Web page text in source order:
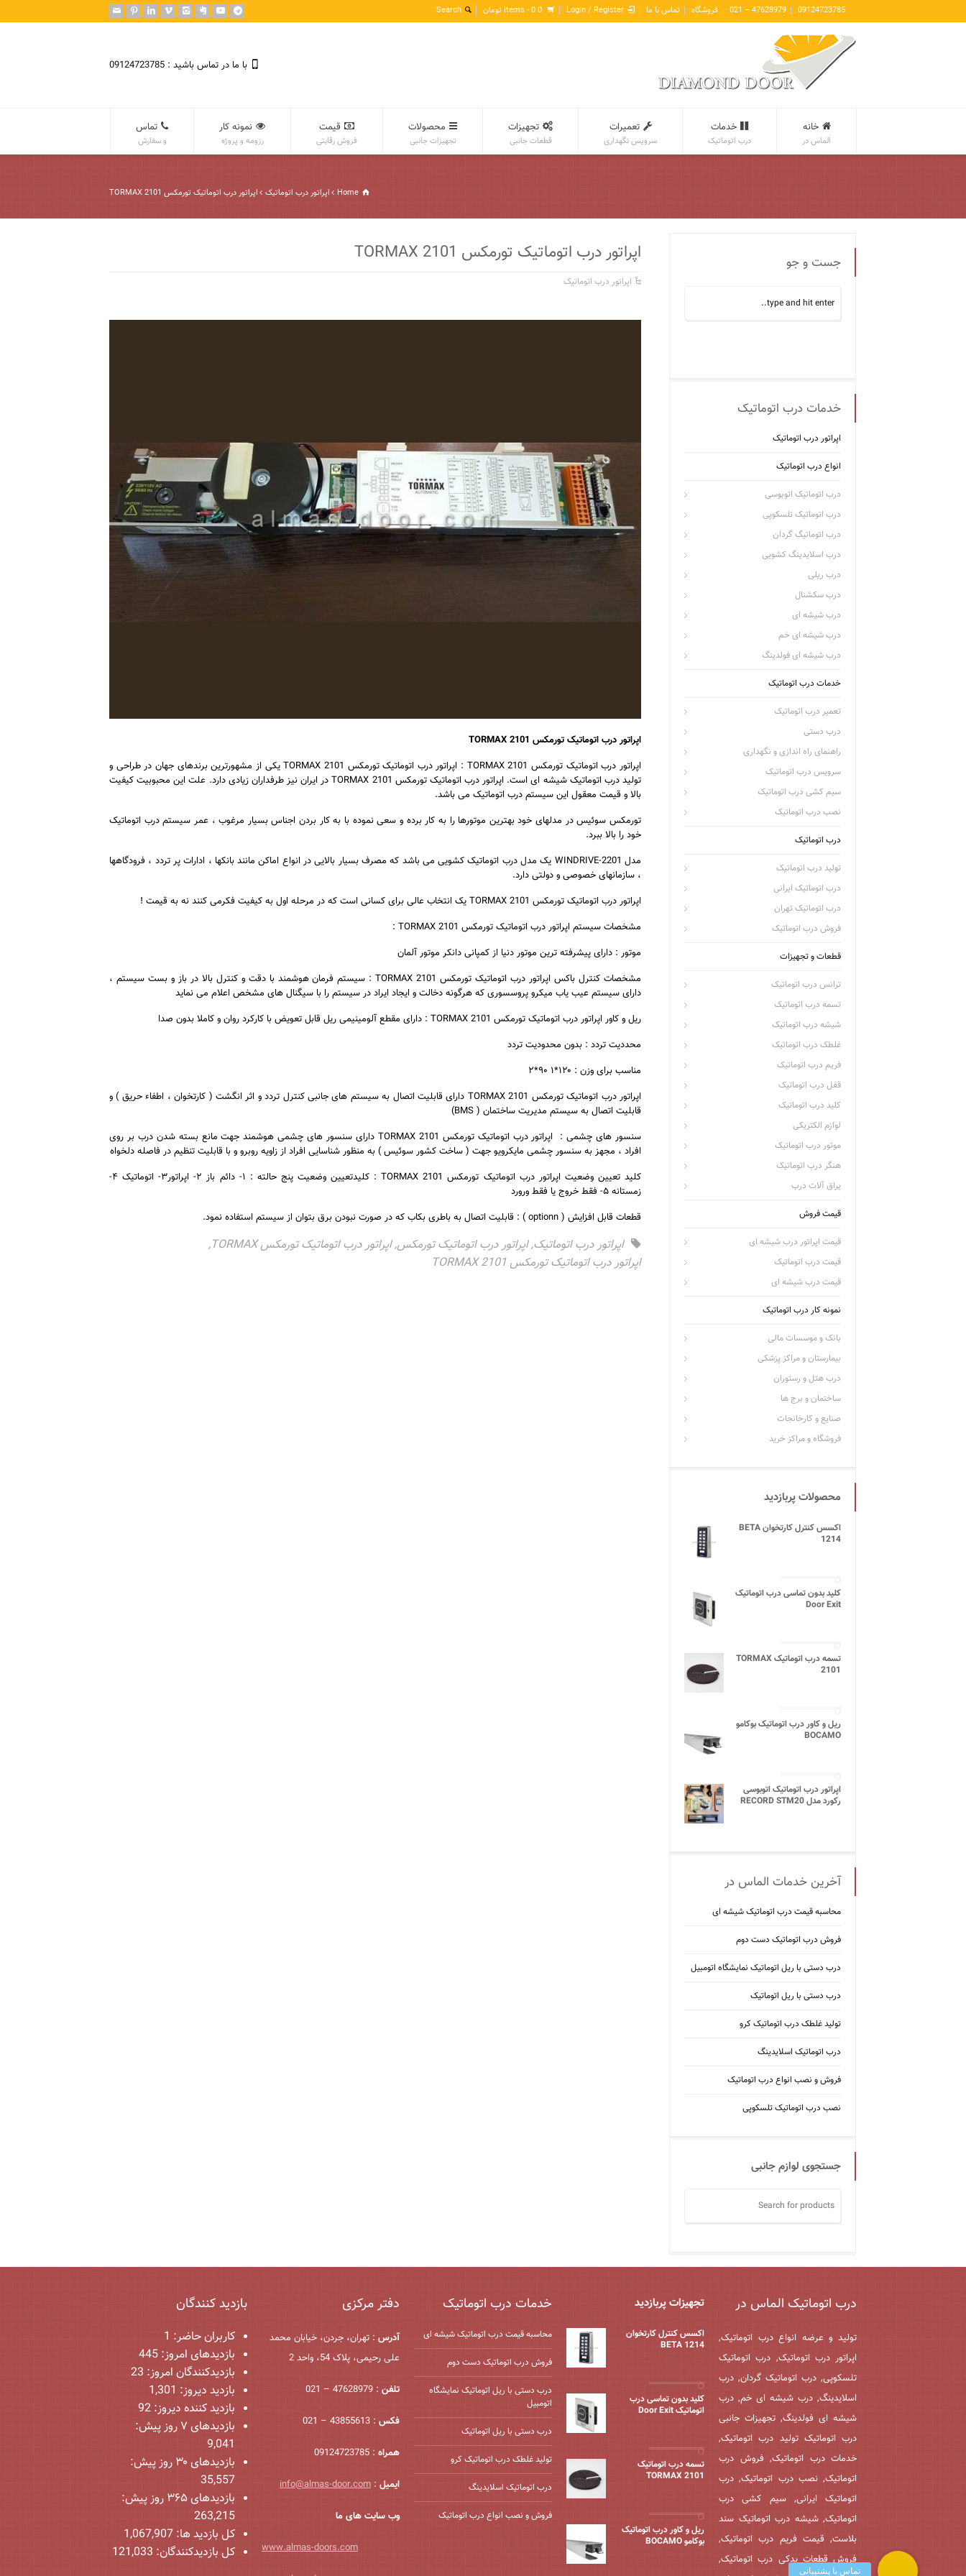
09124723785
47628979 – 021 فروشگاه تماس با ما Login / Register
0 items -
0 تومان
با ما در تماس باشید : 09124723785
خانه
الماس در
خدمات
درب اتوماتیک
تعمیرات
سرویس نگهداری
تجهیزات
قطعات جانبی
محصولات
تجهیزات جانبی
قیمت
فروش رقابتی
نمونه کار
رزومه و پروژه
تماس
و سفارش
Home اپراتور درب اتوماتیک اپراتور درب اتوماتیک تورمکس TORMAX 2101
اپراتور درب اتوماتیک تورمکس TORMAX 2101
اپراتور درب اتوماتیک
اپراتور درب اتوماتیک تورمکس TORMAX 2101
اپراتور درب اتوماتیک تورمکس TORMAX 2101 : اپراتور درب اتوماتیک تورمکس TORMAX 2101 یکی از مشهورترین برندهای جهان در طراحی و
تولید درب اتوماتیک شیشه ای است. اپراتور درب اتوماتیک تورمکس TORMAX 2101 در ایران نیز طرفداران زیادی دارد. علت این محبوبیت کیفیت
بالا و قیمت معقول این سیستم درب اتوماتیک می باشد.
تورمکس سوئیس در مدلهای خود بهترین موتورها را به کار برده و سعی نموده با به کار بردن اجناس بسیار مرغوب ، عمر سیستم درب اتوماتیک
خود را بالا ببرد.
مدل WINDRIVE-2201 یک مدل درب اتوماتیک کشویی می باشد که مصرف بسیار بالایی در انواع اماکن مانند بانکها ، ادارات پر تردد ، فرودگاهها
، سازمانهای خصوصی و دولتی دارد.
اپراتور درب اتوماتیک تورمکس TORMAX 2101 یک انتخاب عالی برای کسانی است که در مرحله اول به کیفیت فکرمی کنند نه به قیمت !
مشخصات سیستم اپراتور درب اتوماتیک تورمکس TORMAX 2101 :
موتور : دارای پیشرفته ترین موتور دنیا از کمپانی دانکر موتور آلمان
مشخصات کنترل باکس اپراتور درب اتوماتیک تورمکس TORMAX 2101 : سیستم فرمان هوشمند با دقت و کنترل بالا در باز و بست سیستم ،
دارای سیستم عیب یاب میکرو پروسسوری که هرگونه دخالت و ایجاد ایراد در سیستم را با سیگنال های مشخص اعلام می نماید
ریل و کاور اپراتور درب اتوماتیک تورمکس TORMAX 2101 : دارای مقطع آلومینیمی ریل قابل تعویض با کارکرد روان و کاملا بدون صدا
محددیت تردد : بدون محدودیت تردد
مناسب برای وزن : ۱۲۰*۱ ۹۰*۲
اپراتور درب اتوماتیک تورمکس TORMAX 2101 دارای قابلیت اتصال به سیستم های جانبی کنترل تردد و اثر انگشت ( کارتخوان ، اطفاء حریق ) و
قابلیت اتصال به سیستم مدیریت ساختمان ( BMS)
سنسور های چشمی : اپراتور درب اتوماتیک تورمکس TORMAX 2101 دارای سنسور های چشمی هوشمند جهت مانع بسته شدن درب بر روی
افراد ، مجهز به سنسور چشمی مایکرویو جهت ( ساخت کشور سوئیس ) به منظور شناسایی افراد از زاویه روبرو و با قابلیت تنظیم در فاصله دلخواه
کلید تعیین وضعیت اپراتور درب اتوماتیک تورمکس TORMAX 2101 : کلیدتعیین وضعیت پنج حالته : ۱- دائم باز ۲- اپراتور۳- اتوماتیک ۴-
زمستانه ۵- فقط خروج یا فقط ورورد
قطعات قابل افزایش ( optionn ) : قابلیت اتصال به باطری بکاب که در صورت نبودن برق بتوان از سیستم استفاده نمود.
اپراتور درب اتوماتیک,اپراتور درب اتوماتیک تورمکس,اپراتور درب اتوماتیک تورمکس TORMAX
,
اپراتور درب اتوماتیک تورمکس TORMAX 2101
جست و جو
خدمات درب اتوماتیک
اپراتور درب اتوماتیک
انواع درب اتوماتیک
درب اتوماتیک اتوبوسی
درب اتوماتیک تلسکوپی
درب اتوماتیگ گردان
درب اسلایدینگ کشویی
درب ریلی
درب سکشنال
درب شیشه ای
درب شیشه ای خم
درب شیشه ای فولدینگ
خدمات درب اتوماتیک
تعمیر درب اتوماتیک
درب دستی
راهنمای راه اندازی و نگهداری
سرویس درب اتوماتیک
سیم کشی درب اتوماتیک
نصب درب اتوماتیک
درب اتوماتیک
تولید درب اتوماتیک
درب اتوماتیک ایرانی
درب اتوماتیک تهران
فروش درب اتوماتیک
قطعات و تجهیزات
ترانس درب اتوماتیک
تسمه درب اتوماتیک
شیشه درب اتوماتیک
غلطک درب اتوماتیک
فریم درب اتوماتیک
قفل درب اتوماتیک
کلید درب اتوماتیک
لوازم الکتریکی
موتور درب اتوماتیک
هنگر درب اتوماتیک
یراق آلات درب
قیمت فروش
قیمت اپراتور درب شیشه ای
قیمت درب اتوماتیک
قیمت درب شیشه ای
نمونه کار درب اتوماتیک
بانک و موسسات مالی
بیمارستان و مراکز پزشکی
درب هتل و رستوران
ساختمان و برج ها
صنایع و کارخانجات
فروشگاه و مراکز خرید
محصولات پربازدید
اکسس کنترل کارتخوان BETA
1214
کلید بدون تماسی درب اتوماتیک
Door Exit
تسمه درب اتوماتیک TORMAX
2101
ریل و کاور درب اتوماتیک بوکامو
BOCAMO
اپراتور درب اتوماتیک اتوبوسی
رکورد مدل RECORD STM20
آخرین خدمات الماس در
محاسبه قیمت درب اتوماتیک شیشه ‌ای
فروش درب اتوماتیک دست دوم
درب دستی با ریل اتوماتیک نمایشگاه اتومبیل
درب دستی با ریل اتوماتیک
تولید غلطک درب اتوماتیک کرو
درب اتوماتیک اسلایدینگ
فروش و نصب انواع درب اتوماتیک
نصب درب اتوماتیک تلسکوپی
جستجوی لوازم جانبی
درب اتوماتیک الماس در
تولید و عرضه انواع درب اتوماتیک,
اپراتور درب اتوماتیک, درب اتوماتیک
تلسکوپی, درب اتوماتیک گردان, درب
اسلایدینگ, درب شیشه ای خم, درب
شیشه ای فولدینگ, تجهیزات جانبی
درب اتوماتیک تولید درب اتوماتیک,
خدمات درب اتوماتیک, فروش درب
اتوماتیک, نصب درب اتوماتیک, درب
اتوماتیک ایرانی, سیم کشی درب
اتوماتیک, شیشه درب اتوماتیک سند
بلاست, قیمت فریم درب اتوماتیک,
فروش قطعات یدکی درب اتوماتیک,
تجهیزات پربازدید
اکسس کنترل کارتخوان
BETA 1214
کلید بدون تماسی درب
اتوماتیک Door Exit
تسمه درب اتوماتیک
TORMAX 2101
ریل و کاور درب اتوماتیک
بوکامو BOCAMO
خدمات درب اتوماتیک
محاسبه قیمت درب اتوماتیک شیشه ‌ای
فروش درب اتوماتیک دست دوم
درب دستی با ریل اتوماتیک نمایشگاه
اتومبیل
درب دستی با ریل اتوماتیک
تولید غلطک درب اتوماتیک کرو
درب اتوماتیک اسلایدینگ
فروش و نصب انواع درب اتوماتیک
دفتر مرکزی
آدرس : تهران، جردن، خیابان محمد
علی رحیمی، پلاک 54، واحد 2
تلفن : 47628979 – 021
فکس : 43855613 – 021
همراه : 09124723785
ایمیل :
info@almas-door.com
وب سایت های ما
www.almas-doors.com
بازدید کنندگان
کاربران حاضر: 1
بازدیدهای امروز: 445
بازدیدکنندگان امروز: 23
بازدید دیروز: 1,301
بازدید کننده دیروز: 92
بازدیدهای ۷ روز پیش:
9,041
بازدیدهای ۳۰ روز پیش:
35,557
بازدیدهای ۳۶۵ روز پیش:
263,215
کل بازدید ها: 1,067,907
کل بازدیدکنند‌گان: 121,033